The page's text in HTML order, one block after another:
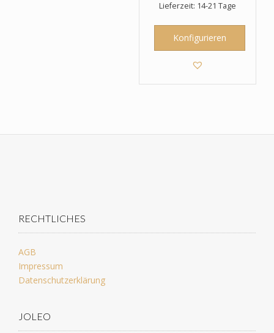
43,95 €28,95 €.
Lieferzeit: 14-21 Tage
Konfigurieren
RECHTLICHES
AGB
Impressum
Datenschutzerklärung
JOLEO